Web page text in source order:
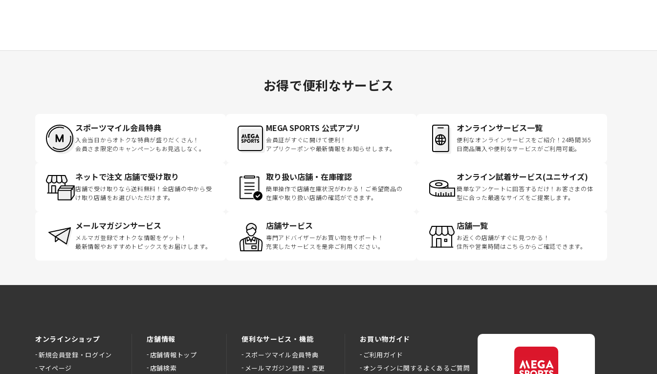
お得で便利なサービス
スポーツマイル会員特典
入会当日からオトクな特典が盛りだくさん！
会員さま限定のキャンペーンもお見逃しなく。
MEGA SPORTS 公式アプリ
会員証がすぐに開けて便利！
アプリクーポンや最新情報をお知らせします。
オンラインサービス一覧
便利なオンラインサービスをご紹介！24時間365
日商品購入や便利なサービスがご利用可能。
ネットで注文 店舗で受け取り
店舗で受け取りなら送料無料！全店舗の中から受
け取り店舗をお選びいただけます。
取り扱い店舗・在庫確認
簡単操作で店舗在庫状況がわかる！ご希望商品の
在庫や取り扱い店舗の確認ができます。
オンライン試着サービス(ユニサイズ)
簡単なアンケートに回答するだけ！お客さまの体
型に合った最適なサイズをご提案します。
メールマガジンサービス
メルマガ登録でオトクな情報をゲット！
最新情報やおすすめトピックスをお届けします。
店舗サービス
専門アドバイザーがお買い物をサポート！
充実したサービスを是非ご利用ください。
店舗一覧
お近くの店舗がすぐに見つかる！
住所や営業時間はこちらからご確認できます。
オンラインショップ
新規会員登録・ログイン
マイページ
店舗情報
店舗情報トップ
店舗検索
便利なサービス・機能
スポーツマイル会員特典
メールマガジン登録・変更
お買い物ガイド
ご利用ガイド
オンラインに関するよくあるご質問